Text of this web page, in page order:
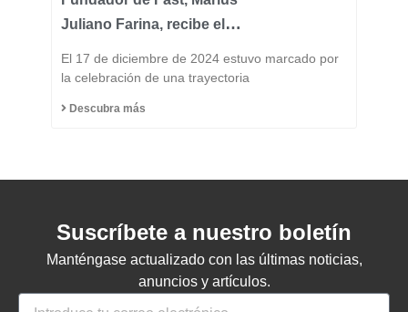
Juliano Farina, recibe el
Honorario del Municipio
El 17 de diciembre de 2024 estuvo marcado por
la celebración de una trayectoria
Descubra más
Suscríbete a nuestro boletín
Manténgase actualizado con las últimas noticias,
anuncios y artículos.